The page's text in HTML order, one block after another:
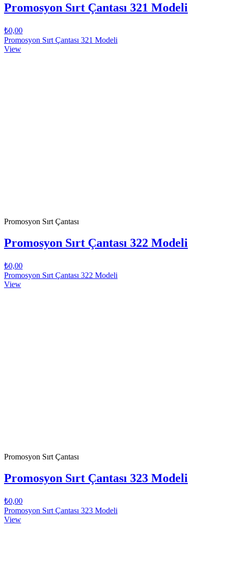
Promosyon Sırt Çantası 321 Modeli
₺0,00
Promosyon Sırt Çantası 321 Modeli
View
Promosyon Sırt Çantası
Promosyon Sırt Çantası 322 Modeli
₺0,00
Promosyon Sırt Çantası 322 Modeli
View
Promosyon Sırt Çantası
Promosyon Sırt Çantası 323 Modeli
₺0,00
Promosyon Sırt Çantası 323 Modeli
View